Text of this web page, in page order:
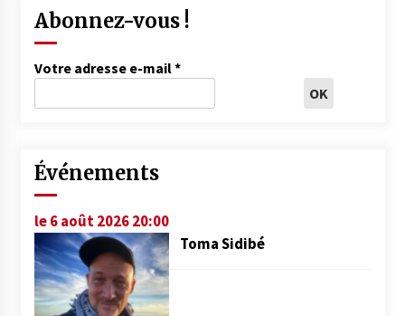
Abonnez-vous !
Votre adresse e-mail*
Événements
le 6 août 2026 20:00
Toma Sidibé